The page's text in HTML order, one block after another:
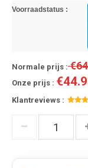
Voorraadstatus :
Normale prijs :
Onze prijs :
Klantreviews :